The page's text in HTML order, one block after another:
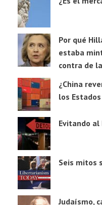
Por qué
estaba
contra de
¿China
los
Evitando al
Seis mitos
Judaísmo,